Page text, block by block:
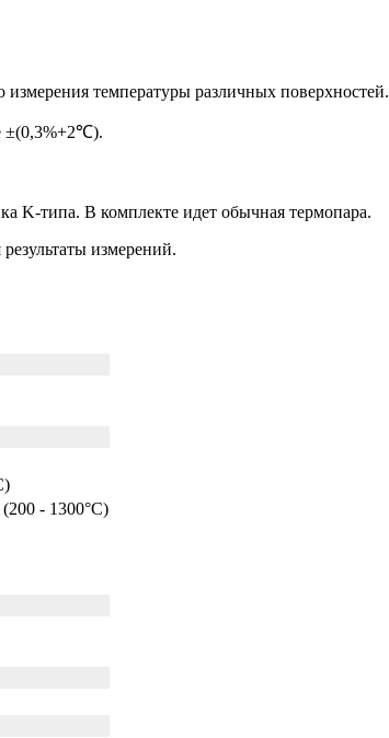
измерения температуры различных поверхностей.
±(0,3%+2℃).
K-типа. В комплекте идет обычная термопара.
измерений.
- 1300°C)